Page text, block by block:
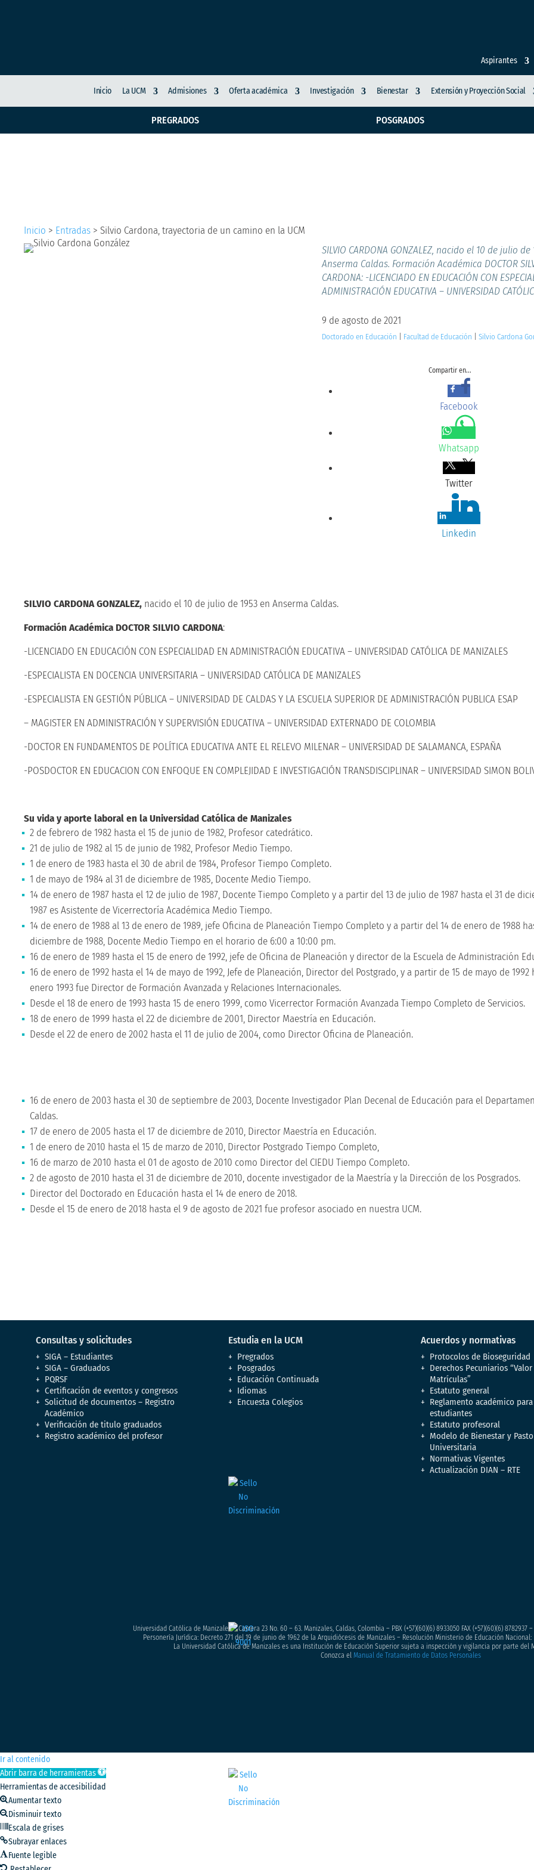
Aspirantes
Inicio La UCM Admisiones Oferta académica Investigación Bienestar Extensión y Proyección Social
PREGRADOS POSGRADOS
Inicio > Entradas > Silvio Cardona, trayectoria de un camino en la UCM
SILVIO CARDONA GONZALEZ, nacido el 10 de julio de
Anserma Caldas. Formación Académica DOCTOR
CARDONA: -LICENCIADO EN EDUCACIÓN CON
ADMINISTRACIÓN EDUCATIVA – UNIVERSIDAD
9 de agosto de 2021
Doctorado en Educación Facultad de Educación |Silvio Cardona
Compartir en...
Facebook
Whatsapp
Twitter
Linkedin
SILVIO CARDONA GONZALEZ, nacido el 10 de julio de 1953 en Anserma Caldas.
Formación Académica DOCTOR SILVIO CARDONA:
-LICENCIADO EN EDUCACIÓN CON ESPECIALIDAD EN ADMINISTRACIÓN EDUCATIVA – UNIVERSIDAD CATÓLICA DE MANIZALES
-ESPECIALISTA EN DOCENCIA UNIVERSITARIA – UNIVERSIDAD CATÓLICA DE MANIZALES
-ESPECIALISTA EN GESTIÓN PÚBLICA – UNIVERSIDAD DE CALDAS Y LA ESCUELA SUPERIOR DE ADMINISTRACIÓN PUBLICA ESAP
– MAGISTER EN ADMINISTRACIÓN Y SUPERVISIÓN EDUCATIVA – UNIVERSIDAD EXTERNADO DE COLOMBIA
-DOCTOR EN FUNDAMENTOS DE POLÍTICA EDUCATIVA ANTE EL RELEVO MILENAR – UNIVERSIDAD DE SALAMANCA, ESPAÑA
-POSDOCTOR EN EDUCACION CON ENFOQUE EN COMPLEJIDAD E INVESTIGACIÓN TRANSDISCIPLINAR – UNIVERSIDAD SIMON
Su vida y aporte laboral en la Universidad Católica de Manizales
2 de febrero de 1982 hasta el 15 de junio de 1982, Profesor catedrático.
21 de julio de 1982 al 15 de junio de 1982, Profesor Medio Tiempo.
1 de enero de 1983 hasta el 30 de abril de 1984, Profesor Tiempo Completo.
1 de mayo de 1984 al 31 de diciembre de 1985, Docente Medio Tiempo.
14 de enero de 1987 hasta el 12 de julio de 1987, Docente Tiempo Completo y a partir del 13 de julio de 1987 hasta el 31 de
1987 es Asistente de Vicerrectoría Académica Medio Tiempo.
14 de enero de 1988 al 13 de enero de 1989, jefe Oficina de Planeación Tiempo Completo y a partir del 14 de enero de 1988
diciembre de 1988, Docente Medio Tiempo en el horario de 6:00 a 10:00 pm.
16 de enero de 1989 hasta el 15 de enero de 1992, jefe de Oficina de Planeación y director de la Escuela de Administración
16 de enero de 1992 hasta el 14 de mayo de 1992, Jefe de Planeación, Director del Postgrado, y a partir de 15 de mayo de 1992
enero 1993 fue Director de Formación Avanzada y Relaciones Internacionales.
Desde el 18 de enero de 1993 hasta 15 de enero 1999, como Vicerrector Formación Avanzada Tiempo Completo de Servicios.
18 de enero de 1999 hasta el 22 de diciembre de 2001, Director Maestría en Educación.
Desde el 22 de enero de 2002 hasta el 11 de julio de 2004, como Director Oficina de Planeación.
16 de enero de 2003 hasta el 30 de septiembre de 2003, Docente Investigador Plan Decenal de Educación para el
Caldas.
17 de enero de 2005 hasta el 17 de diciembre de 2010, Director Maestría en Educación.
1 de enero de 2010 hasta el 15 de marzo de 2010, Director Postgrado Tiempo Completo,
16 de marzo de 2010 hasta el 01 de agosto de 2010 como Director del CIEDU Tiempo Completo.
2 de agosto de 2010 hasta el 31 de diciembre de 2010, docente investigador de la Maestría y la Dirección de los Posgrados.
Director del Doctorado en Educación hasta el 14 de enero de 2018.
Desde el 15 de enero de 2018 hasta el 9 de agosto de 2021 fue profesor asociado en nuestra UCM.
Consultas y solicitudes
SIGA – Estudiantes
SIGA – Graduados
PQRSF
Certificación de eventos y congresos
Solicitud de documentos – Registro
Académico
Verificación de titulo graduados
Registro académico del profesor
Estudia en la UCM
Pregrados
Posgrados
Educación Continuada
Idiomas
Encuesta Colegios
Acuerdos y normativas
Protocolos de Bioseguridad
Derechos Pecuniarios “Valor
Matrículas”
Estatuto general
Reglamento académico para
estudiantes
Estatuto profesoral
Modelo de Bienestar y
Universitaria
Normativas Vigentes
Actualización DIAN – RTE
Universidad Católica de Manizales – Carrera 23 No. 60 – 63. Manizales, Caldas, Colombia – PBX (+57)(60)(6) 8933050FAX (+57)(60)(6) 8782937
Personería Jurídica: Decreto 271 del 19 de junio de 1962 de la Arquidiócesis de Manizales – Resolución Ministerio de Educación
La Universidad Católica de Manizales es una Institución de Educación Superior sujeta a inspección y vigilancia por parte del
Conozca el Manual de Tratamiento de Datos Personales
Ir al contenido
Abrir barra de herramientas
Herramientas de accesibilidad
Aumentar texto
Disminuir texto
Escala de grises
Subrayar enlaces
Fuente legible